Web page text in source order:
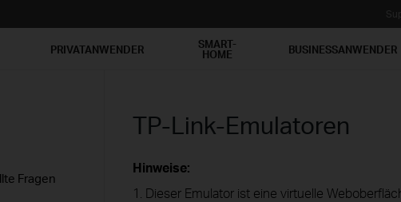
PRIVATANWENDER SMART-
HOME BUSINESSANWENDER
Fragen
TP-Link-Emulatoren
Hinweise:
1. Dieser Emulator ist eine virtuelle